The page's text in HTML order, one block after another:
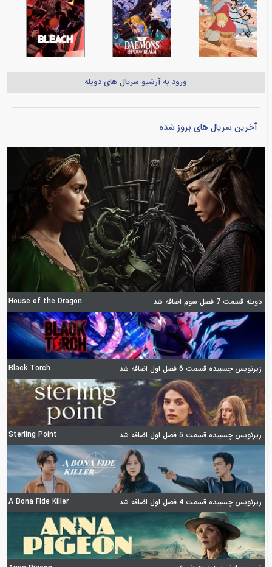
ورود به آرشیو سریال های دوبله
آخرین سریال های بروز شده
دوبله قسمت 7 فصل سوم اضافه شد House of the Dragon
زیرنویس چسبیده قسمت 6 فصل اول اضافه شد Black Torch
زیرنویس چسبیده قسمت 5 فصل اول اضافه شد Sterling Point
زیرنویس چسبیده قسمت 4 فصل اول اضافه شد A Bona Fide Killer